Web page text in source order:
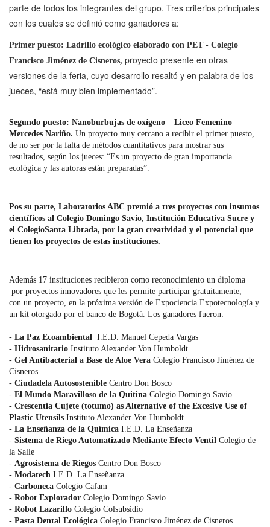
parte de todos los integrantes del grupo. Tres criterios principales
con los cuales se definió como ganadores a:
Primer puesto: Ladrillo ecológico elaborado con PET - Colegio
Francisco Jiménez de Cisneros, proyecto presente en otras
versiones de la feria, cuyo desarrollo resaltó y en palabra de los
jueces, “está muy bien implementado”.
Segundo puesto: Nanoburbujas de oxígeno – Liceo Femenino
Mercedes Nariño. Un proyecto muy cercano a recibir el primer puesto,
de no ser por la falta de métodos cuantitativos para mostrar sus
resultados, según los jueces: “Es un proyecto de gran importancia
ecológica y las autoras están preparadas”.
Pos su parte, Laboratorios ABC premió a tres proyectos con insumos
científicos al Colegio Domingo Savio, Institución Educativa Sucre y
el ColegioSanta Librada, por la gran creatividad y el potencial que
tienen los proyectos de estas instituciones.
Además 17 instituciones recibieron como reconocimiento un diploma
por proyectos innovadores que les permite participar gratuitamente,
con un proyecto, en la próxima versión de Expociencia Expotecnología y
un kit otorgado por el banco de Bogotá. Los ganadores fueron:
- La Paz Ecoambiental I.E.D. Manuel Cepeda Vargas
- Hidrosanitario Instituto Alexander Von Humboldt
- Gel Antibacterial a Base de Aloe Vera Colegio Francisco Jiménez de
Cisneros
- Ciudadela Autosostenible Centro Don Bosco
- El Mundo Maravilloso de la Quitina Colegio Domingo Savio
- Crescentia Cujete (totumo) as Alternative of the Excesive Use of
Plastic Utensils Instituto Alexander Von Humboldt
- La Enseñanza de la Química I.E.D. La Enseñanza
- Sistema de Riego Automatizado Mediante Efecto Ventil Colegio de
la Salle
- Agrosistema de Riegos Centro Don Bosco
- Modatech I.E.D. La Enseñanza
- Carboneca Colegio Cafam
- Robot Explorador Colegio Domingo Savio
- Robot Lazarillo Colegio Colsubsidio
- Pasta Dental Ecológica Colegio Francisco Jiménez de Cisneros